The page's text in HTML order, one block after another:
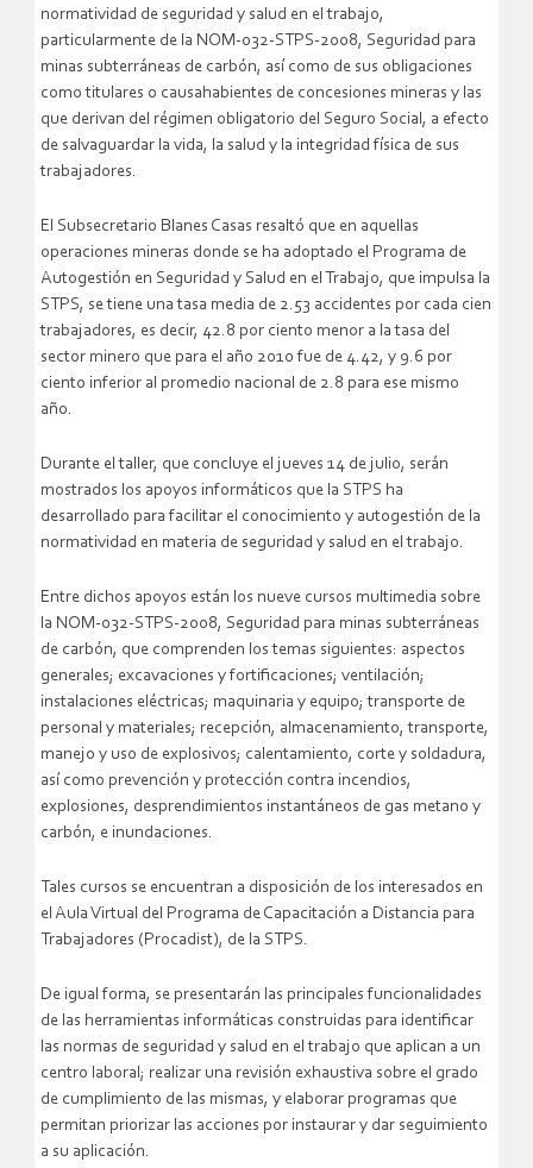
normatividad de seguridad y salud en el trabajo,
particularmente de la NOM-032-STPS-2008, Seguridad para
minas subterráneas de carbón, así como de sus obligaciones
como titulares o causahabientes de concesiones mineras y las
que derivan del régimen obligatorio del Seguro Social, a efecto
de salvaguardar la vida, la salud y la integridad física de sus
trabajadores.
El Subsecretario Blanes Casas resaltó que en aquellas
operaciones mineras donde se ha adoptado el Programa de
Autogestión en Seguridad y Salud en el Trabajo, que impulsa la
STPS, se tiene una tasa media de 2.53 accidentes por cada cien
trabajadores, es decir, 42.8 por ciento menor a la tasa del
sector minero que para el año 2010 fue de 4.42, y 9.6 por
ciento inferior al promedio nacional de 2.8 para ese mismo
año.
Durante el taller, que concluye el jueves 14 de julio, serán
mostrados los apoyos informáticos que la STPS ha
desarrollado para facilitar el conocimiento y autogestión de la
normatividad en materia de seguridad y salud en el trabajo.
Entre dichos apoyos están los nueve cursos multimedia sobre
la NOM-032-STPS-2008, Seguridad para minas subterráneas
de carbón, que comprenden los temas siguientes: aspectos
generales; excavaciones y fortificaciones; ventilación;
instalaciones eléctricas; maquinaria y equipo; transporte de
personal y materiales; recepción, almacenamiento, transporte,
manejo y uso de explosivos; calentamiento, corte y soldadura,
así como prevención y protección contra incendios,
explosiones, desprendimientos instantáneos de gas metano y
carbón, e inundaciones.
Tales cursos se encuentran a disposición de los interesados en
el Aula Virtual del Programa de Capacitación a Distancia para
Trabajadores (Procadist), de la STPS.
De igual forma, se presentarán las principales funcionalidades
de las herramientas informáticas construidas para identificar
las normas de seguridad y salud en el trabajo que aplican a un
centro laboral; realizar una revisión exhaustiva sobre el grado
de cumplimiento de las mismas, y elaborar programas que
permitan priorizar las acciones por instaurar y dar seguimiento
a su aplicación.